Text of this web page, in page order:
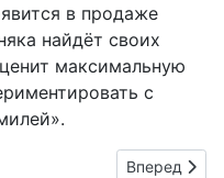
в продаже
найдёт своих
максимальную
с
как скромный 1.6-Следующий:
Вперед